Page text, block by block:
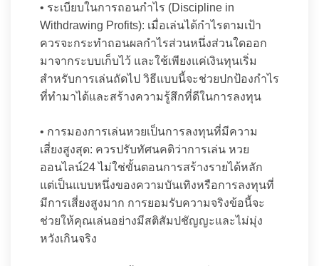
• ระเบียบในการถอนกำไร (Discipline in
Withdrawing Profits): เมื่อเล่นได้กำไรตามเป้า
ควรจะกระทำถอนผลกำไรส่วนหนึ่งส่วนใดออก
มาจากระบบเก็บไว้ และใช้เพียงแค่เงินทุนเริ่ม
สำหรับการเล่นถัดไป วิธีแบบนี้จะช่วยปกป้องกำไร
ที่ทำมาได้และสร้างความรู้สึกที่ดีในการลงทุน
• การมองการเล่นหวยเป็นการลงทุนที่มีความ
เสี่ยงสูงสุด: ควรปรับทัศนคติว่าการเล่น หวย
ออนไลน์24 ไม่ใช่ขั้นตอนการสร้างรายได้หลัก
แต่เป็นแบบหนึ่งของความบันเทิงหรือการลงทุนที่
มีการเสี่ยงสูงมาก การยอมรับความจริงข้อนี้จะ
ช่วยให้คุณเล่นอย่างมีสติสัมปชัญญะและไม่มุ่ง
หวังเกินจริง